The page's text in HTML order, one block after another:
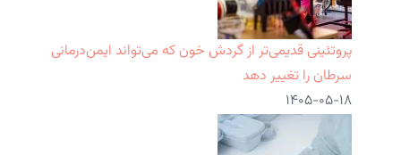
پروتئینی قدیمی‌تر از گردش خون که می‌تواند ایمن‌درمانی
سرطان را تغییر دهد
۱۴۰۵-۰۵-۱۸